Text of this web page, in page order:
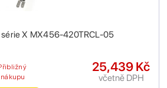
série X MX456-420TRCL-05
25,439 Kč
včetně DPH